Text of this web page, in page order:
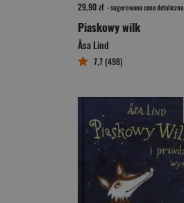
29,90 zł - sugerowana cena detaliczna
Piaskowy wilk
Åsa Lind
7,7 (498)